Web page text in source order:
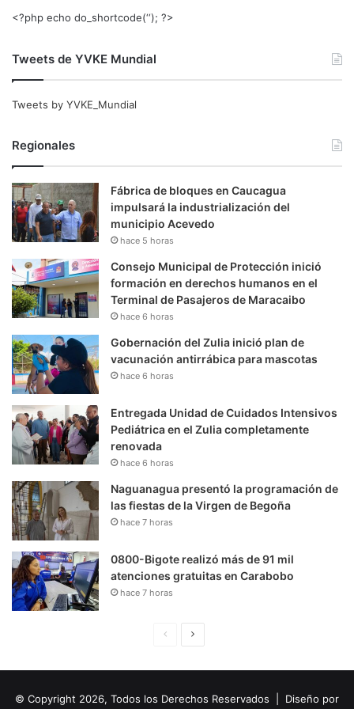
<?php echo do_shortcode(‘‘); ?>
Tweets de YVKE Mundial
Tweets by YVKE_Mundial
Regionales
Fábrica de bloques en Caucagua
impulsará la industrialización del
municipio Acevedo
hace 5 horas
Consejo Municipal de Protección inició
formación en derechos humanos en el
Terminal de Pasajeros de Maracaibo
hace 6 horas
Gobernación del Zulia inició plan de
vacunación antirrábica para mascotas
hace 6 horas
Entregada Unidad de Cuidados Intensivos
Pediátrica en el Zulia completamente
renovada
hace 6 horas
Naguanagua presentó la programación de
las fiestas de la Virgen de Begoña
hace 7 horas
0800-Bigote realizó más de 91 mil
atenciones gratuitas en Carabobo
hace 7 horas
i
u
© Copyright 2026, Todos los Derechos Reservados | Diseño por